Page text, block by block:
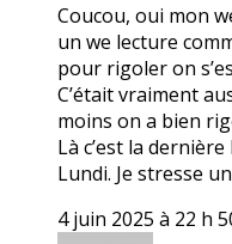
Coucou, oui mon
un we lecture
pour rigoler on
C’était vraiment
moins on a bien
Là c’est la
Lundi. Je stresse
4 juin 2025 à 22 h